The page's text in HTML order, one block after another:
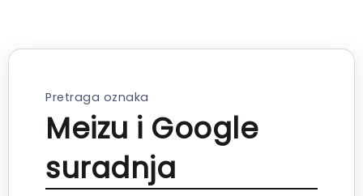
Pretraga oznaka
Meizu i Google
suradnja